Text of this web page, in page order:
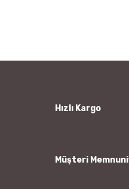
Ürün bilgilerinde hatalar
Hızlı Kargo
Müşteri